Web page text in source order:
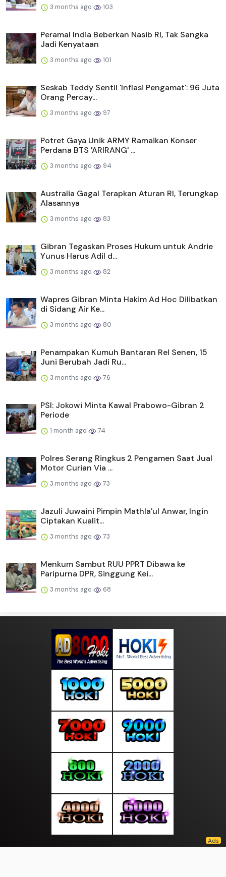
3 months ago 103
Peramal India Beberkan Nasib RI, Tak Sangka
Jadi Kenyataan
3 months ago 101
Seskab Teddy Sentil 'Inflasi Pengamat': 96 Juta
Orang Percay...
3 months ago 97
Potret Gaya Unik ARMY Ramaikan Konser
Perdana BTS 'ARIRANG' ...
3 months ago 94
Australia Gagal Terapkan Aturan RI, Terungkap
Alasannya
3 months ago 83
Gibran Tegaskan Proses Hukum untuk Andrie
Yunus Harus Adil d...
3 months ago 82
Wapres Gibran Minta Hakim Ad Hoc Dilibatkan
di Sidang Air Ke...
3 months ago 80
Penampakan Kumuh Bantaran Rel Senen, 15
Juni Berubah Jadi Ru...
3 months ago 76
PSI: Jokowi Minta Kawal Prabowo-Gibran 2
Periode
1 month ago 74
Polres Serang Ringkus 2 Pengamen Saat Jual
Motor Curian Via ...
3 months ago 73
Jazuli Juwaini Pimpin Mathla'ul Anwar, Ingin
Ciptakan Kualit...
3 months ago 73
Menkum Sambut RUU PPRT Dibawa ke
Paripurna DPR, Singgung Kei...
3 months ago 68